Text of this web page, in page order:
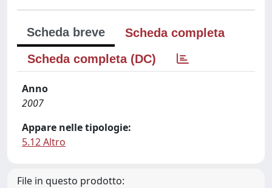
Scheda breve
Scheda completa
Scheda completa (DC)
Anno
2007
Appare nelle tipologie:
5.12 Altro
File in questo prodotto: